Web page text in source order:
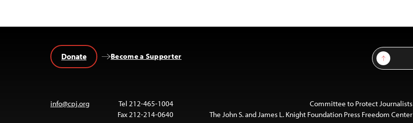
Sign Up
Become a Supporter
Donate
Committee to Protect Journalists
The John S. and James L. Knight Foundation Press Freedom Center
Tel 212-465-1004
Fax 212-214-0640
info@cpj.org